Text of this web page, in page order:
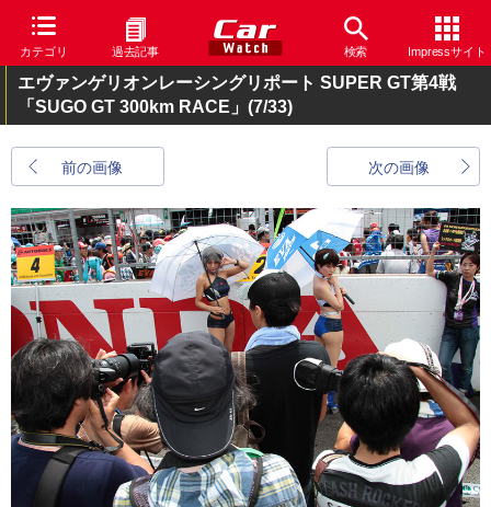
カテゴリ 過去記事 検索 Impressサイト
エヴァンゲリオンレーシングリポート SUPER GT第4戦
「SUGO GT 300km RACE」 (7/33)
前の画像 次の画像